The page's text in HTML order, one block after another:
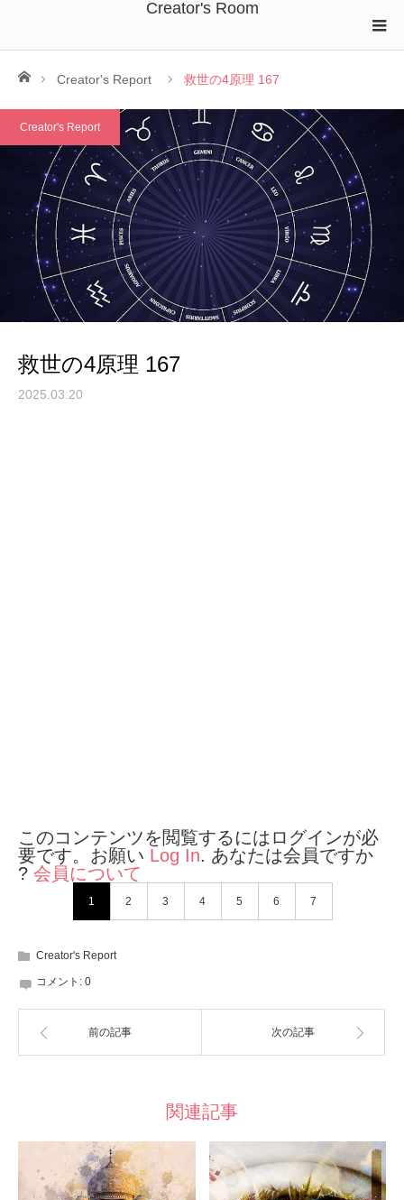
Creator's Room
ホームCreator's Report 救世の4原理 167
Creator's Report
救世の4原理 167
2025.03.20
このコンテンツを閲覧するにはログインが必
要です。お願い Log In. あなたは会員ですか
? 会員について
1 2 3 4 5 6 7
Creator's Report
コメント: 0
前の記事 次の記事
関連記事